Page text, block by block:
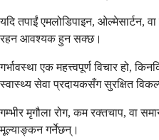
यदि तपाईं एमलोडिपाइन, ओल्मेसार्टन,
रहन आवश्यक हुन सक्छ।
गर्भावस्था एक महत्त्वपूर्ण विचार हो,
स्वास्थ्य सेवा प्रदायकसँग सुरक्षित
गम्भीर मृगौला रोग, कम रक्तचाप, वा
मूल्याङ्कन गर्नेछन्।